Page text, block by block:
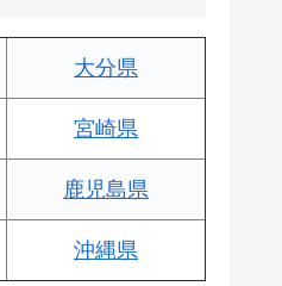
大分県
宮崎県
鹿児島県
沖縄県